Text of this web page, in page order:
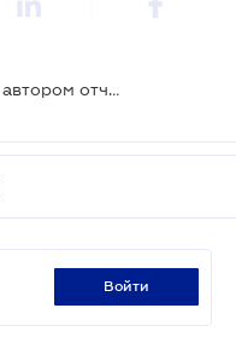
Бесплатный вебинар-интервью с автором отчёта «Бумажный щит: Отчёт о защите бизнеса в Украине 2025»
войти